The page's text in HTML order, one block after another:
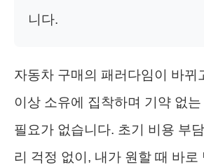
니다.
자동차 구매의 패러다임이 바뀌
이상 소유에 집착하며 기약 없
필요가 없습니다. 초기 비용 부
리 걱정 없이, 내가 원할 때 바로